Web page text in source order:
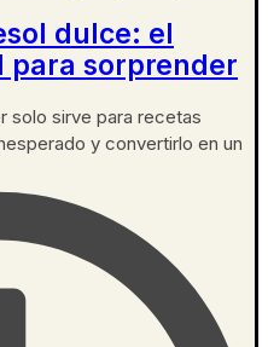
dulce: el
para sorprender
solo sirve para recetas
y convertirlo en un